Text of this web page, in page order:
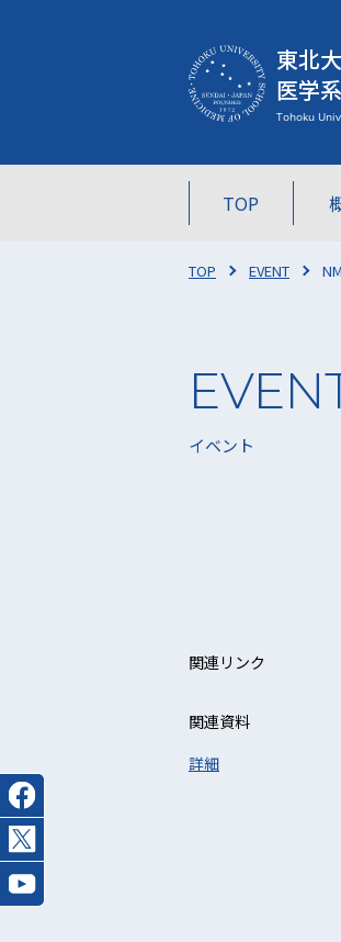
東北
医学
TOP
TOP EVENT
イベント
関連リンク
関連資料
詳細